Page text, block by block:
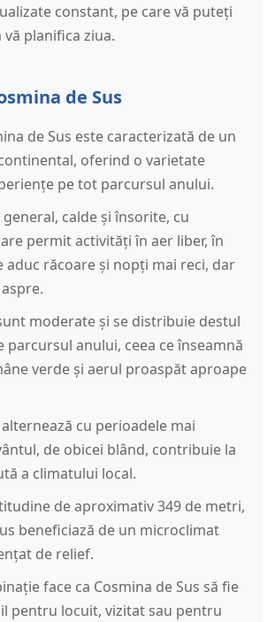
constant, pe care vă puteți
planifica ziua.
de Sus
de Sus este caracterizată de un
oferind o varietate
pe tot parcursul anului.
calde și însorite, cu
permit activități în aer liber, în
aduc răcoare și nopți mai reci, dar
moderate și se distribuie destul
parcursul anului, ceea ce înseamnă
verde și aerul proaspăt aproape
cu perioadele mai
de obicei blând, contribuie la
a climatului local.
de aproximativ 349 de metri,
beneficiază de un microclimat
de relief.
face ca Cosmina de Sus să fie
pentru locuit, vizitat sau pentru